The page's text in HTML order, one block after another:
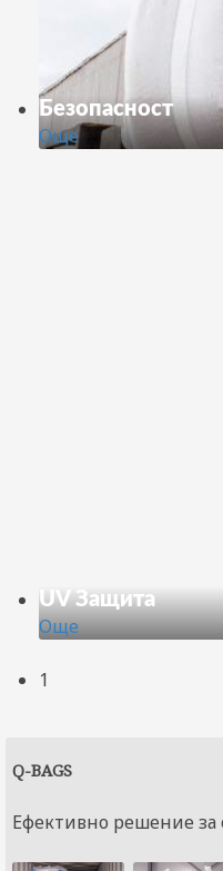
Безопасност
Още
UV Защита
Още
1
Q-BAGS
Ефективно решение